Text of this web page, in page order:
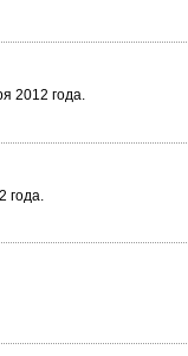
2012 года.
года.